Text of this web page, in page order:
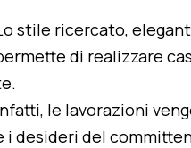
stile ricercato,
di realizzare
le lavorazioni
i desideri del